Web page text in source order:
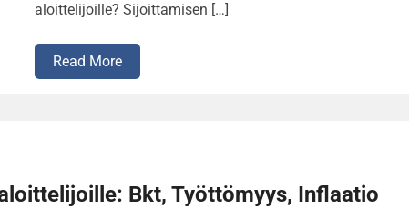
aloittelijoille? Sijoittamisen […]
Read More
Bkt, Työttömyys, Inflaatio